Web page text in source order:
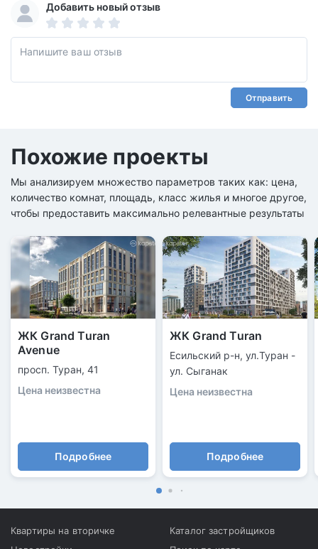
Добавить новый отзыв
Отправить
Похожие проекты
Мы анализируем множество параметров таких как: цена,
количество комнат, площадь, класс жилья и многое другое,
чтобы предоставить максимально релевантные результаты
ЖК Grand Turan
Avenue
просп. Туран, 41
Цена неизвестна
Подробнее
ЖК Grand Turan
Есильский р-н, ул.Туран -
ул. Сыганак
Цена неизвестна
Подробнее
Квартиры на вторичке
Каталог застройщиков